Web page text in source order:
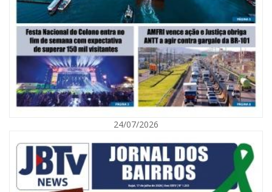
09/08/2026 | 07:00
Mostra Literária ocorrerá no Teatro Bruno Nitz dia 15 de agosto
GERAL
24/07/2026